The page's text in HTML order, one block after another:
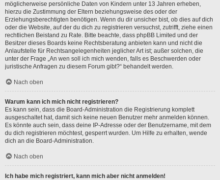
möglicherweise persönliche Daten von Kindern unter 13 Jahren erheben,
hierzu die Zustimmung der Eltern beziehungsweise des oder der
Erziehungsberechtigten benötigen. Wenn du dir unsicher bist, ob dies auf dich
oder die Website, auf der du dich zu registrieren versuchst, zutrifft, ziehe einen
rechtlichen Beistand zu Rate. Bitte beachte, dass phpBB Limited und der
Besitzer dieses Boards keine Rechtsberatung anbieten kann und nicht die
Anlaufstelle für Rechtsangelegenheiten jeglicher Art ist; außer solchen, die
unter der Frage „An wen soll ich mich wenden, falls es Beschwerden oder
juristische Anfragen zu diesem Forum gibt?“ behandelt werden.
Nach oben
Warum kann ich mich nicht registrieren?
Es kann sein, dass die Board-Administration die Registrierung komplett
ausgeschaltet hat, damit sich keine neuen Benutzer mehr anmelden können.
Es könnte auch sein, dass deine IP-Adresse oder der Benutzername, mit dem
du dich registrieren möchtest, gesperrt wurden. Um Hilfe zu erhalten, wende
dich an die Board-Administration.
Nach oben
Ich habe mich registriert, kann mich aber nicht anmelden!